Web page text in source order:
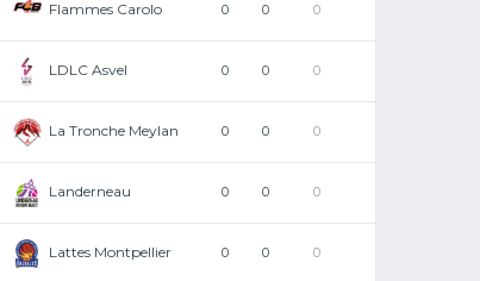
Flammes Carolo 0 0 0
LDLC Asvel 0 0 0
La Tronche Meylan 0 0 0
Landerneau 0 0 0
Lattes Montpellier 0 0 0